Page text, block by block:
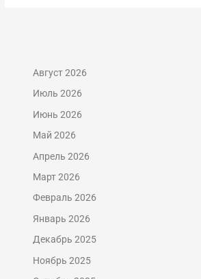
Август 2026
Июль 2026
Июнь 2026
Май 2026
Апрель 2026
Март 2026
Февраль 2026
Январь 2026
Декабрь 2025
Ноябрь 2025